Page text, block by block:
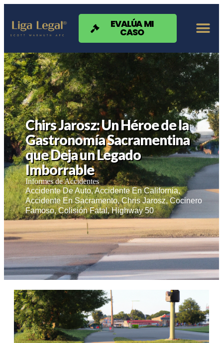
Nota:
sitio
web
sistema
de
accesibilidad.
EVALÚA MI
CASO
Chirs Jarosz: Un Héroe de la
Gastronomía Sacramentina
que Deja un Legado
Imborrable
Informes de Accidentes
Accidente De Auto,Accidente En California,
Accidente En Sacramento,Chris Jarosz,Cocinero
Famoso,Colisión Fatal,Highway 50